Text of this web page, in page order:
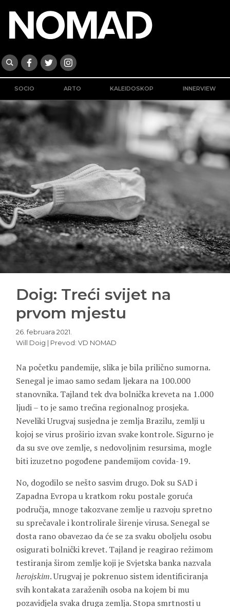
SOCIO ARTO KALEIDOSKOP INNERVIEW
Doig: Treći svijet na
prvom mjestu
26. februara 2021.
Will Doig | Prevod: VD NOMAD
Na početku pandemije, slika je bila prilično sumorna.
Senegal je imao samo sedam ljekara na 100.000
stanovnika. Tajland tek dva bolnička kreveta na 1.000
ljudi – to je samo trećina regionalnog prosjeka.
Neveliki Urugvaj susjedna je zemlja Brazilu, zemlji u
kojoj se virus proširio izvan svake kontrole. Sigurno je
da su sve ove zemlje, s nedovoljnim resursima, mogle
biti izuzetno pogođene pandemijom covida-19.
No, dogodilo se nešto sasvim drugo. Dok su SAD i
Zapadna Evropa u kratkom roku postale goruća
područja, mnoge takozvane zemlje u razvoju spretno
su sprečavale i kontrolirale širenje virusa. Senegal se
dosta rano obavezao da će se za svaku oboljelu osobu
osigurati bolnički krevet. Tajland je reagirao režimom
testiranja širom zemlje koji je Svjetska banka nazvala
herojskim. Urugvaj je pokrenuo sistem identificiranja
svih kontakata zaraženih osoba na kojem bi mu
pozavidjela svaka druga zemlja. Stopa smrtnosti u